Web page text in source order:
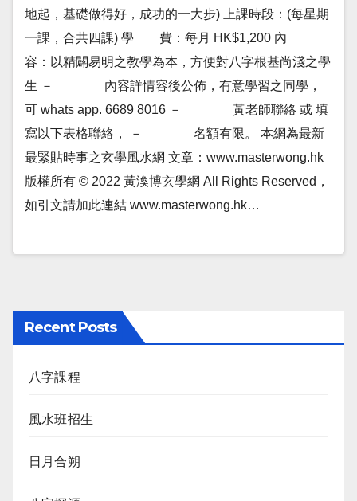
地起，基礎做得好，成功的一大步) 上課時段：(每星期
一課，合共四課) 學 費：每月 HK$1,200 內
容：以精闢易明之教學為本，方便對八字根基尚淺之學
生 － 內容詳情容後公佈，有意學習之同學，
可 whats app. 6689 8016 － 黃老師聯絡 或 填
寫以下表格聯絡， － 名額有限。 本網為最新
最緊貼時事之玄學風水網 文章：www.masterwong.hk
版權所有 © 2022 黃渙博玄學網 All Rights Reserved，
如引文請加此連結 www.masterwong.hk…
Recent Posts
八字課程
風水班招生
日月合朔